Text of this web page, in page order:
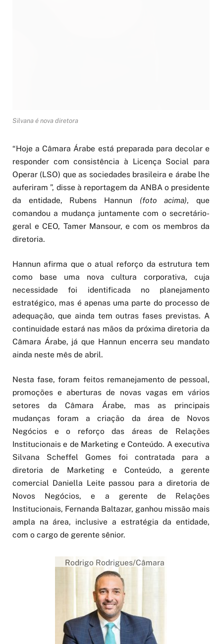
Silvana é nova diretora
“Hoje a Câmara Árabe está preparada para decolar e
responder com consistência à Licença Social para
Operar (LSO) que as sociedades brasileira e árabe lhe
auferiram ”, disse à reportagem da ANBA o presidente
da entidade, Rubens Hannun (foto acima), que
comandou a mudança juntamente com o secretário-
geral e CEO, Tamer Mansour, e com os membros da
diretoria.
Hannun afirma que o atual reforço da estrutura tem
como base uma nova cultura corporativa, cuja
necessidade foi identificada no planejamento
estratégico, mas é apenas uma parte do processo de
adequação, que ainda tem outras fases previstas. A
continuidade estará nas mãos da próxima diretoria da
Câmara Árabe, já que Hannun encerra seu mandato
ainda neste mês de abril.
Nesta fase, foram feitos remanejamento de pessoal,
promoções e aberturas de novas vagas em vários
setores da Câmara Árabe, mas as principais
mudanças foram a criação da área de Novos
Negócios e o reforço das áreas de Relações
Institucionais e de Marketing e Conteúdo. A executiva
Silvana Scheffel Gomes foi contratada para a
diretoria de Marketing e Conteúdo, a gerente
comercial Daniella Leite passou para a diretoria de
Novos Negócios, e a gerente de Relações
Institucionais, Fernanda Baltazar, ganhou missão mais
ampla na área, inclusive a estratégia da entidade,
com o cargo de gerente sênior.
Rodrigo Rodrigues/Câmara